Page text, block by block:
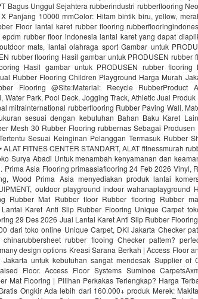
Bagus Unggul Sejahtera rubberindustri rubberflooring
Panjang 10000 mmColor: Hitam bintik biru, yellow,
Floor lantai karet rubber flooring
rubber floor indonesia lantai karet yang dapat
mats, lantai olahraga sport Gambar untuk
rubber flooring Hasil gambar untuk PRODUSEN rubber
Hasil gambar untuk PRODUSEN rubber flooring
Rubber Flooring Children Playground Harga Murah
Flooring @Site:Material: Recycle RubberProduct
Water Park, Pool Deck, Jogging Track, Athletic Jual
mitrainternational rubberflooring Rubber Paving Wall.
sesuai dengan kebutuhan Bahan Baku Karet
Mesh 30 Rubber Flooring rubbernas Sebagai Produsen
Sesuai Keinginan Pelanggan Termasuk Rubber
ALAT FITNES CENTER STANDART, ALAT fitnessmurah
Surya Abadi Untuk menambah kenyamanan dan
Prima Asia Flooring primaasiaflooring 24 Feb 2026 Vinyl,
Wood Prima Asia menyediakan produk lantai
outdoor playground indoor wahanaplayground
Rubber Mat Rubber floor Rubber flooring Rubber
Karet Anti Slip Rubber Flooring Unique Carpet
29 Des 2026 Jual Lantai Karet Anti Slip Rubber
dari toko online Unique Carpet, DKI Jakarta Checker
rubber flooing Checker pattem?
design options Kreasi Sarana Berkah | Access Floor
untuk kebutuhan sangat mendesak Supplier of
Floor. Access Floor Systems Suminoe
Mat Flooring | Pilihan Perkakas Terlengkap? Harga
Ongkir Ada lebih dari 160.000+ produk Merek: